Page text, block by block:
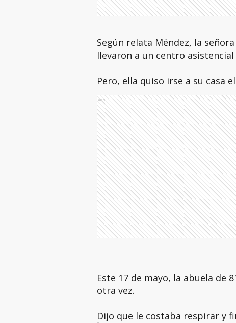
Según relata Méndez, la
llevaron a un centro asistencial
Pero, ella quiso irse a su casa
Ads
Este 17 de mayo, la abuela de
otra vez.
Dijo que le costaba respirar y